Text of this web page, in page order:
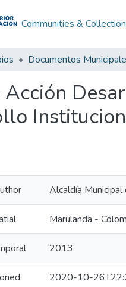
Communities &
Documentos
Acción
Alcaldía Municipal
Marulanda -
2013
2020-10-